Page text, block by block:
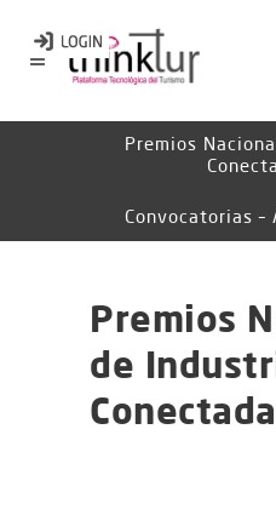
Premios
Convocatorias –
Premios
de